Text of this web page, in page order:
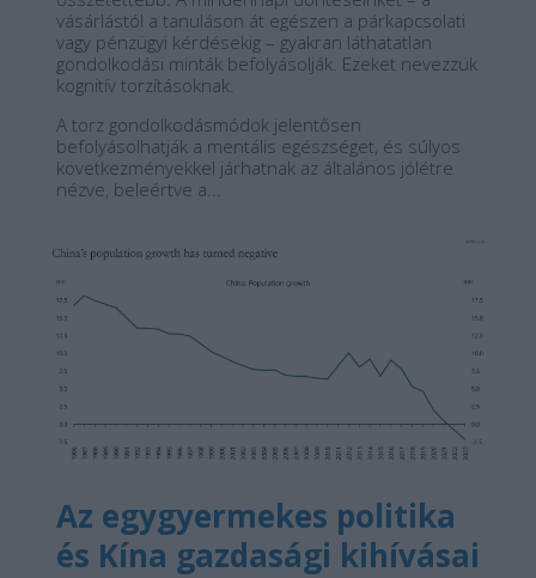
vásárlástól a tanuláson át egészen a párkapcsolati
vagy pénzügyi kérdésekig – gyakran láthatatlan
gondolkodási minták befolyásolják. Ezeket nevezzük
kognitív torzításoknak.
A torz gondolkodásmódok jelentősen
befolyásolhatják a mentális egészséget, és súlyos
következményekkel járhatnak az általános jólétre
nézve, beleértve a...
Az egygyermekes politika
és Kína gazdasági kihívásai